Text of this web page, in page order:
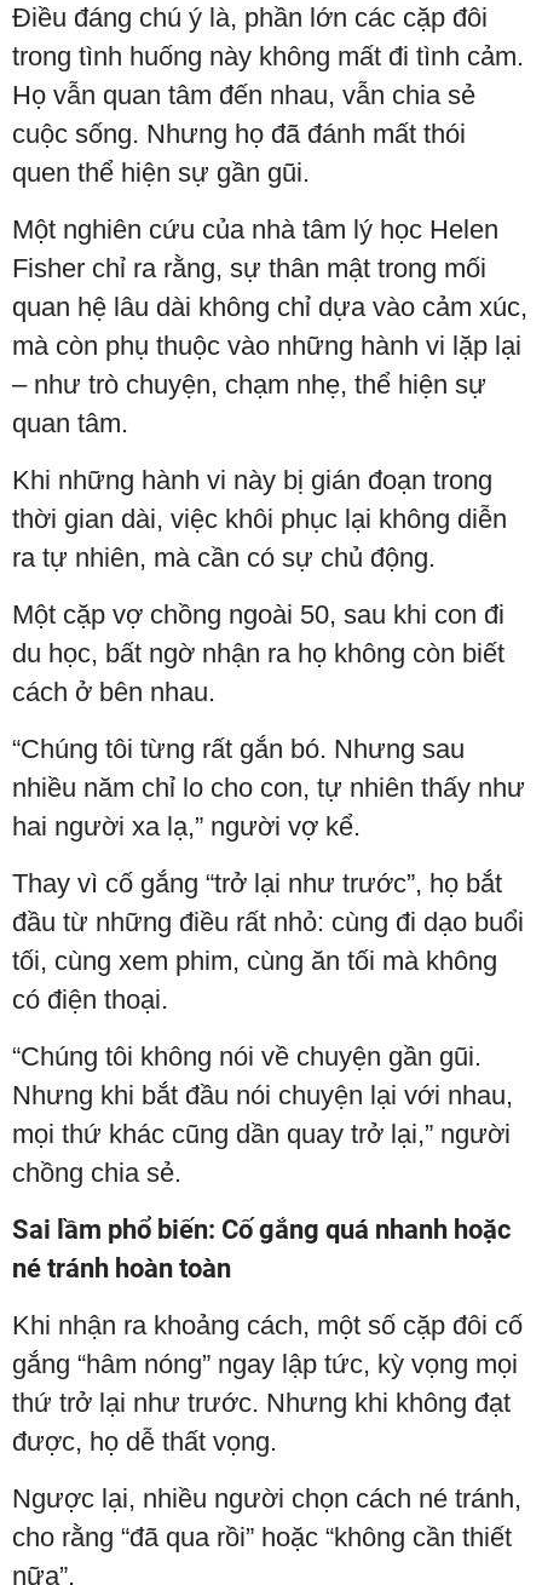
Điều đáng chú ý là, phần lớn các cặp đôi
trong tình huống này không mất đi tình cảm.
Họ vẫn quan tâm đến nhau, vẫn chia sẻ
cuộc sống. Nhưng họ đã đánh mất thói
quen thể hiện sự gần gũi.
Một nghiên cứu của nhà tâm lý học Helen
Fisher chỉ ra rằng, sự thân mật trong mối
quan hệ lâu dài không chỉ dựa vào cảm xúc,
mà còn phụ thuộc vào những hành vi lặp lại
– như trò chuyện, chạm nhẹ, thể hiện sự
quan tâm.
Khi những hành vi này bị gián đoạn trong
thời gian dài, việc khôi phục lại không diễn
ra tự nhiên, mà cần có sự chủ động.
Một cặp vợ chồng ngoài 50, sau khi con đi
du học, bất ngờ nhận ra họ không còn biết
cách ở bên nhau.
“Chúng tôi từng rất gắn bó. Nhưng sau
nhiều năm chỉ lo cho con, tự nhiên thấy như
hai người xa lạ,” người vợ kể.
Thay vì cố gắng “trở lại như trước”, họ bắt
đầu từ những điều rất nhỏ: cùng đi dạo buổi
tối, cùng xem phim, cùng ăn tối mà không
có điện thoại.
“Chúng tôi không nói về chuyện gần gũi.
Nhưng khi bắt đầu nói chuyện lại với nhau,
mọi thứ khác cũng dần quay trở lại,” người
chồng chia sẻ.
Sai lầm phổ biến: Cố gắng quá nhanh hoặc
né tránh hoàn toàn
Khi nhận ra khoảng cách, một số cặp đôi cố
gắng “hâm nóng” ngay lập tức, kỳ vọng mọi
thứ trở lại như trước. Nhưng khi không đạt
được, họ dễ thất vọng.
Ngược lại, nhiều người chọn cách né tránh,
cho rằng “đã qua rồi” hoặc “không cần thiết
nữa”.